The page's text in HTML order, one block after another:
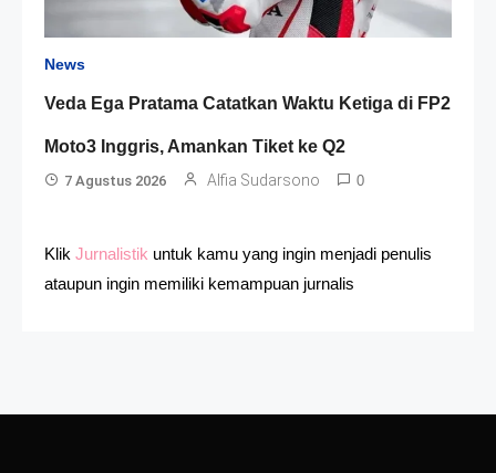
News
Veda Ega Pratama Catatkan Waktu Ketiga di FP2
Moto3 Inggris, Amankan Tiket ke Q2
7 Agustus 2026 Alfia Sudarsono 0
Klik Jurnalistik untuk kamu yang ingin menjadi penulis
ataupun ingin memiliki kemampuan jurnalis